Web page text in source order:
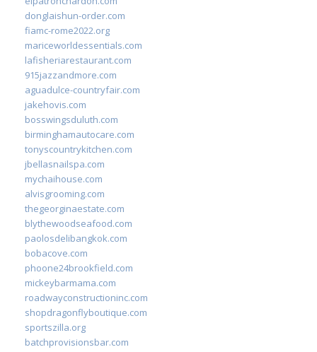
donglaishun-order.com
fiamc-rome2022.org
mariceworldessentials.com
lafisheriarestaurant.com
915jazzandmore.com
aguadulce-countryfair.com
jakehovis.com
bosswingsduluth.com
birminghamautocare.com
tonyscountrykitchen.com
jbellasnailspa.com
mychaihouse.com
alvisgrooming.com
thegeorginaestate.com
blythewoodseafood.com
paolosdelibangkok.com
bobacove.com
phoone24brookfield.com
mickeybarmama.com
roadwayconstructioninc.com
shopdragonflyboutique.com
sportszilla.org
batchprovisionsbar.com